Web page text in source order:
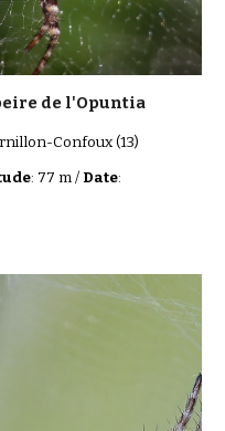
de l'Opuntia
Confoux (13)
: 77 m / Date: